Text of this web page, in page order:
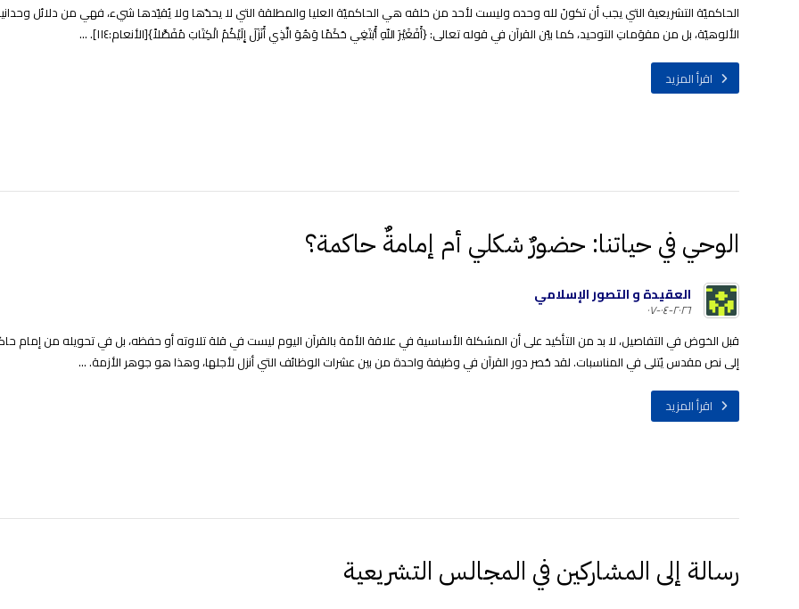
الحاكميّة التشريعية التي يجب أن تكونَ لله وحده وليست لأحد من خلقه هي الحاكميّة العليا والمطلقة التي لا يحدّها ولا يُقيّدها شيء، فهي من دلائل
الألوهيّة، بل من مقوَماتِ التوحيد، كما بيّن القرآن في قوله تعالى: {أَفَغَيْرَ اللّهِ أَبْتَغِي حَكَمًا وَهُوَ الَّذِي أَنَزَلَ إِلَيْكُمُ الْكِتَابَ مُفَصَّلاً}[الأنعام:١١٤]. ...
اقرأ المزيد
الوحي في حياتنا: حضورٌ شكلي أم إمامةٌ حاكمة؟
العقيدة و التصور الإسلامي
٢٠٢٦-٠٤-٠٧
قبل الخوض في التفاصيل، لا بد من التأكيد على أن المشكلة الأساسية في علاقة الأمة بالقرآن اليوم ليست في قلة تلاوته أو حفظه، بل في تحويله من إمام
إلى نص مقدس يُتلى في المناسبات. لقد حُصر دور القرآن في وظيفة واحدة من بين عشرات الوظائف التي أنزل لأجلها، وهذا هو جوهر الأزمة. ...
اقرأ المزيد
رسالة إلى المشاركين في المجالس التشريعية